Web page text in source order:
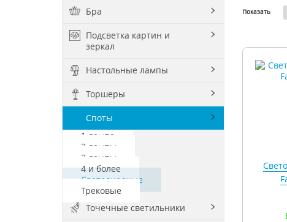
Бра
Подсветка картин и
зеркал
Настольные лампы
Торшеры
Споты
1 лампа
2 лампы
3 лампы
4 и более
Светодиодные
Трековые
Точечные светильники
Показать